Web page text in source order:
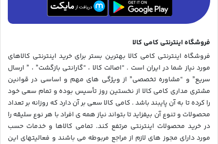
فروشگاه اینترنتی کامی کالا
فروشگاه اینترنتی کامی کالا بهترین بستر برای خرید اینترنتی کالاهای
مورد نیاز شما در ایران است . “اصالت کالا ، “گارانتی بازگشت” ، ” ارسال
سریع” و “مشاوره تخصصی” از ویژگی های مهم و اساسی در قوانین
مشتری مداری کامی کالا از نخستین روز تأسیس بوده و تمام سعی خود
را کرده تا به آن پایبند باشد . کامی کالا سعی بر آن دارد که روزانه بر تعداد
محصولات و تنوع آن بیفزاید تا بتواند نیاز همه ی افراد با هر نوع سلیقه را
در خرید محصولات اینترنتی مرتفع کند. تمامی کالاها و خدمات حسب
مورد دارای مجوز های لازم از مراجع مربوطه می باشند و فعالیتهای این